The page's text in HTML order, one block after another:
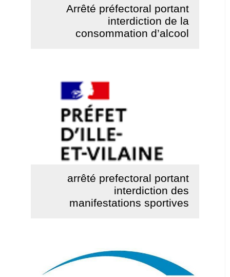
Arrêté préfectoral portant
interdiction de la
consommation d’alcool
arrêté prefectoral portant
interdiction des
manifestations sportives